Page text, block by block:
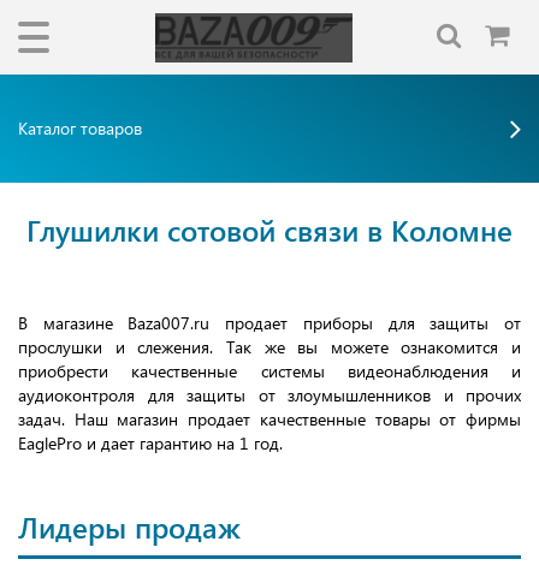
Каталог товаров
Глушилки сотовой связи в Коломне
В магазине Baza007.ru продает приборы для защиты от
прослушки и слежения. Так же вы можете ознакомится и
приобрести качественные системы видеонаблюдения и
аудиоконтроля для защиты от злоумышленников и прочих
задач. Наш магазин продает качественные товары от фирмы
EaglePro и дает гарантию на 1 год.
Лидеры продаж